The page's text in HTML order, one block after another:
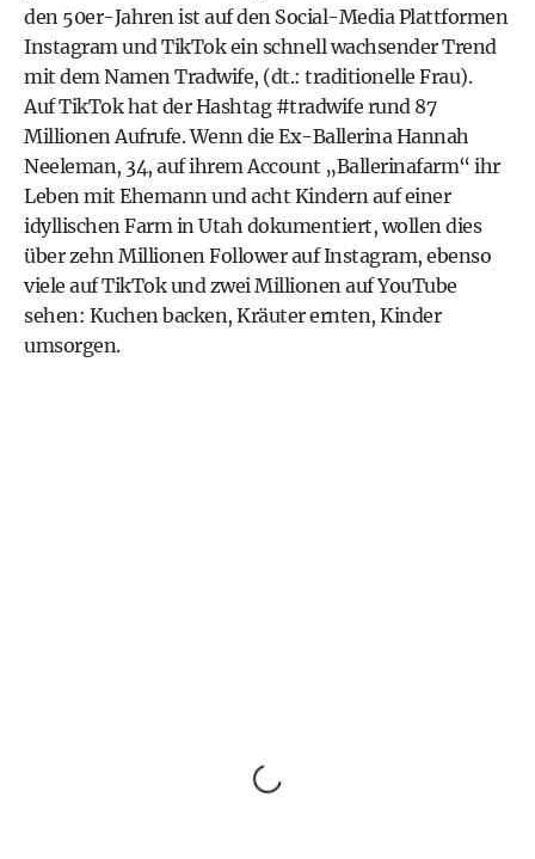
den 50er-Jahren ist auf den Social-Media Plattformen
Instagram und TikTok ein schnell wachsender Trend
mit dem Namen Tradwife, (dt.: traditionelle Frau).
Auf TikTok hat der Hashtag #tradwife rund 87
Millionen Aufrufe. Wenn die Ex-Ballerina Hannah
Neeleman, 34, auf ihrem Account „Ballerinafarm“ ihr
Leben mit Ehemann und acht Kindern auf einer
idyllischen Farm in Utah dokumentiert, wollen dies
über zehn Millionen Follower auf Instagram, ebenso
viele auf TikTok und zwei Millionen auf YouTube
sehen: Kuchen backen, Kräuter ernten, Kinder
umsorgen.